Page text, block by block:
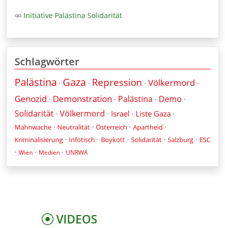
Initiative Palästina Solidarität
Schlagwörter
Palästina · Gaza · Repression · Völkermord ·
Genozid · Demonstration · Palästina · Demo ·
Solidarität · Völkermord · Israel · Liste Gaza ·
Mahnwache · Neutralität · Österreich · Apartheid ·
Kriminalisierung · Infotisch · Boykott · Solidarität · Salzburg · ESC
· Wien · Medien · UNRWA
VIDEOS